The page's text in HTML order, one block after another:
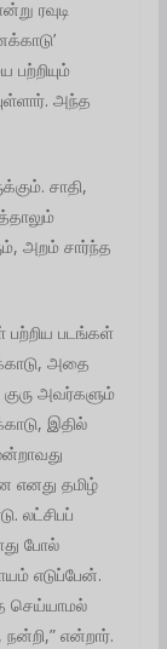
ரவுடி
அந்த
சாதி,
அறம் சார்ந்த
பற்றிய படங்கள்
அதை
அவர்களும்
இதில்
எனது தமிழ்
லட்சிபப்
போல்
எடுப்பேன்.
செய்யாமல்
என்றார்.